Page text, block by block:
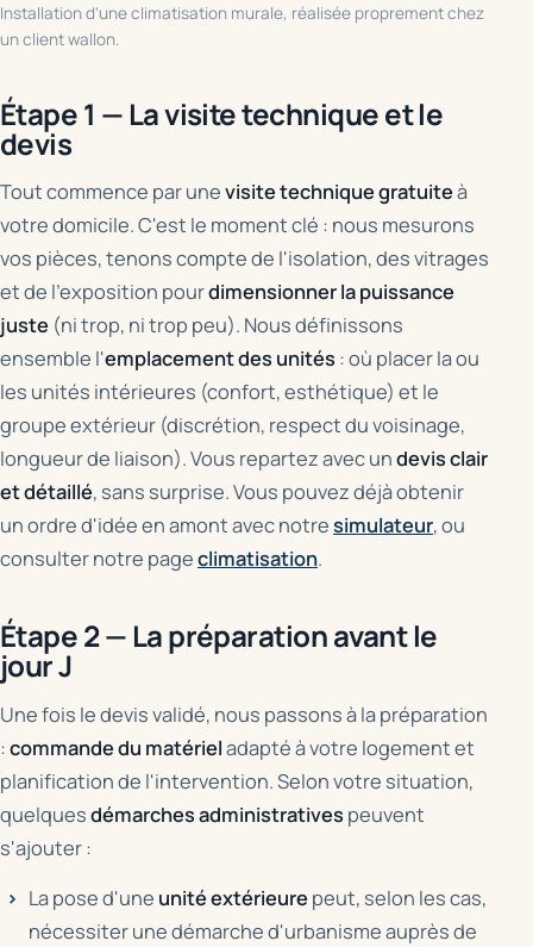
Installation d'une climatisation murale, réalisée proprement chez
un client wallon.
Étape 1 — La visite technique et le
devis
Tout commence par unevisite technique gratuiteà
votre domicile. C'est le moment clé : nous mesurons
vos pièces, tenons compte de l'isolation, des vitrages
et de l'exposition pourdimensionner la puissance
juste (ni trop, ni trop peu). Nous définissons
ensemble l'emplacement des unités: où placer la ou
les unités intérieures (confort, esthétique) et le
groupe extérieur (discrétion, respect du voisinage,
longueur de liaison). Vous repartez avec undevis clair
et détaillé, sans surprise. Vous pouvez déjà obtenir
un ordre d'idée en amont avec notresimulateur, ou
consulter notre pageclimatisation.
Étape 2 — La préparation avant le
jour J
Une fois le devis validé, nous passons à la préparation
:commande du matérieladapté à votre logement et
planification de l'intervention. Selon votre situation,
quelquesdémarches administrativespeuvent
s'ajouter :
La pose d'une unité extérieurepeut, selon les cas,
nécessiter une démarche d'urbanisme auprès de